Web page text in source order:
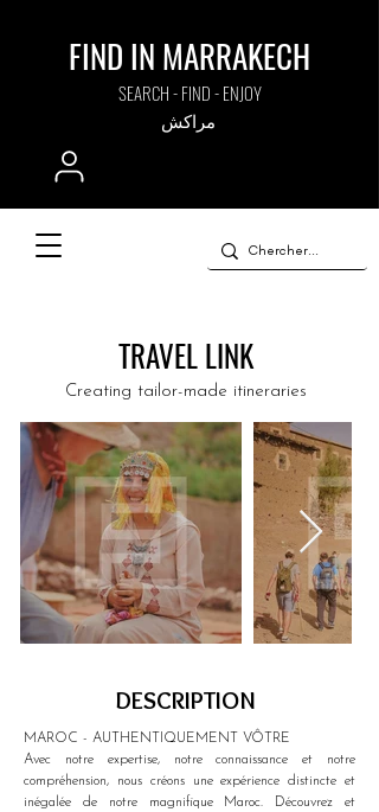
FIND IN MARRAKECH
SEARCH - FIND - ENJOY
مراكش
TRAVEL LINK
Creating tailor-made itineraries
DESCRIPTION
MAROC - AUTHENTIQUEMENT VÔTRE
Avec notre expertise, notre connaissance et notre
compréhension, nous créons une expérience distincte et
inégalée de notre magnifique Maroc. Découvrez et